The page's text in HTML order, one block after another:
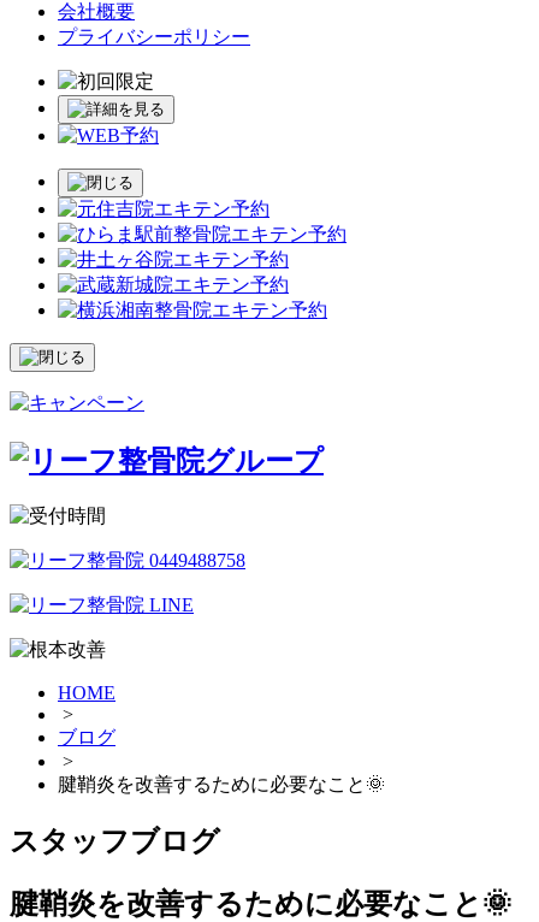
会社概要
プライバシーポリシー
HOME
>
ブログ
>
腱鞘炎を改善するために必要なこと🌞
スタッフブログ
腱鞘炎を改善するために必要なこと🌞